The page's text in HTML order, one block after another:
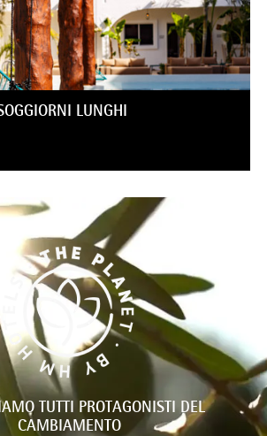
LUNGHI
TUTTI PROTAGONISTI DEL
CAMBIAMENTO